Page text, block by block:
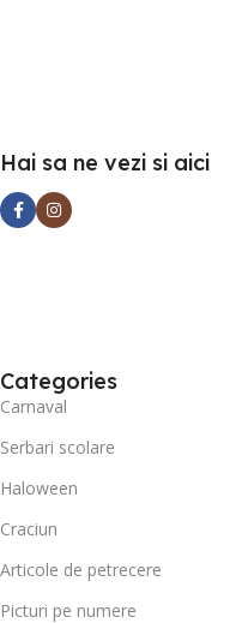
Hai sa ne vezi si aici
Categories
Carnaval
Serbari scolare
Haloween
Craciun
Articole de petrecere
Picturi pe numere